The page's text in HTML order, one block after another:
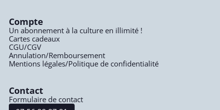
Compte
Un abonnement à la culture en illimité !
Cartes cadeaux
CGU/CGV
Annulation/Remboursement
Mentions légales/Politique de confidentialité
Contact
Formulaire de contact